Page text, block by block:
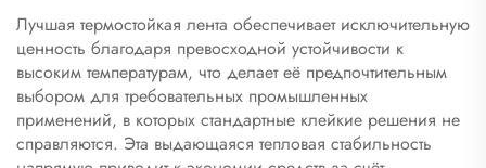
толщиной 0,11 мм,
клейкая наклейка
Лучшая термостойкая лента обеспечивает исключительную
ценность благодаря превосходной устойчивости к
высоким температурам, что делает её предпочтительным
выбором для требовательных промышленных
применений, в которых стандартные клейкие решения не
справляются. Эта выдающаяся тепловая стабильность